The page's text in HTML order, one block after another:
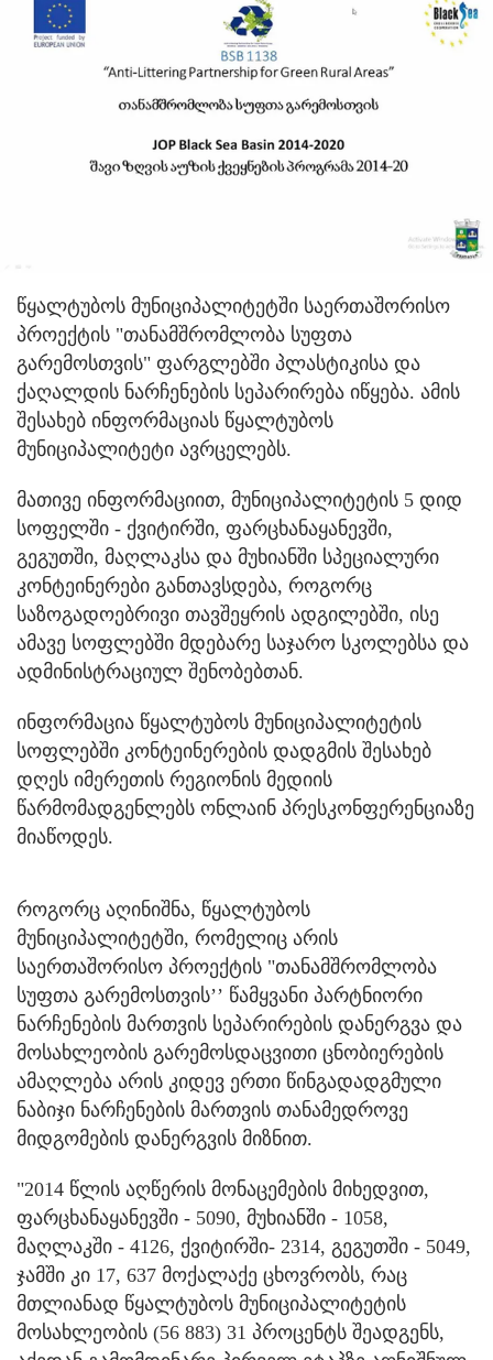
წყალტუბოს მუნიციპალიტეტში საერთაშორისო
პროექტის "თანამშრომლობა სუფთა
გარემოსთვის" ფარგლებში პლასტიკისა და
ქაღალდის ნარჩენების სეპარირება იწყება. ამის
შესახებ ინფორმაციას წყალტუბოს
მუნიციპალიტეტი ავრცელებს.
მათივე ინფორმაციით, მუნიციპალიტეტის 5 დიდ
სოფელში - ქვიტირში, ფარცხანაყანევში,
გეგუთში, მაღლაკსა და მუხიანში სპეციალური
კონტეინერები განთავსდება, როგორც
საზოგადოებრივი თავშეყრის ადგილებში, ისე
ამავე სოფლებში მდებარე საჯარო სკოლებსა და
ადმინისტრაციულ შენობებთან.
ინფორმაცია წყალტუბოს მუნიციპალიტეტის
სოფლებში კონტეინერების დადგმის შესახებ
დღეს იმერეთის რეგიონის მედიის
წარმომადგენლებს ონლაინ პრესკონფერენციაზე
მიაწოდეს.
როგორც აღინიშნა, წყალტუბოს
მუნიციპალიტეტში, რომელიც არის
საერთაშორისო პროექტის "თანამშრომლობა
სუფთა გარემოსთვის’’ წამყვანი პარტნიორი
ნარჩენების მართვის სეპარირების დანერგვა და
მოსახლეობის გარემოსდაცვითი ცნობიერების
ამაღლება არის კიდევ ერთი წინგადადგმული
ნაბიჯი ნარჩენების მართვის თანამედროვე
მიდგომების დანერგვის მიზნით.
"2014 წლის აღწერის მონაცემების მიხედვით,
ფარცხანაყანევში - 5090, მუხიანში - 1058,
მაღლაკში - 4126, ქვიტირში- 2314, გეგუთში - 5049,
ჯამში კი 17, 637 მოქალაქე ცხოვრობს, რაც
მთლიანად წყალტუბოს მუნიციპალიტეტის
მოსახლეობის (56 883) 31 პროცენტს შეადგენს,